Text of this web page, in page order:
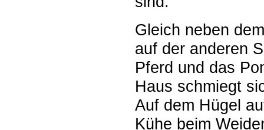
Gleich neben
auf der anderen
Pferd und das
Haus schmiegt
Auf dem Hügel
Kühe beim